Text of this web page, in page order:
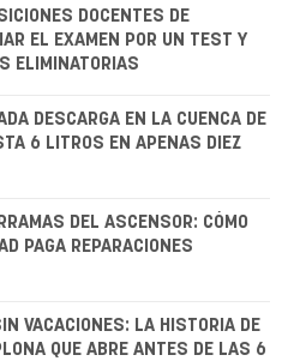
DOCENTES DE
EL EXAMEN POR UN TEST Y
ELIMINATORIAS
DESCARGA EN LA CUENCA DE
6 LITROS EN APENAS DIEZ
DEL ASCENSOR: CÓMO
PAGA REPARACIONES
VACACIONES: LA HISTORIA DE
QUE ABRE ANTES DE LAS 6